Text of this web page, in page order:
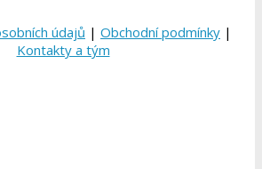
údajů | Obchodní podmínky |
Kontakty a tým